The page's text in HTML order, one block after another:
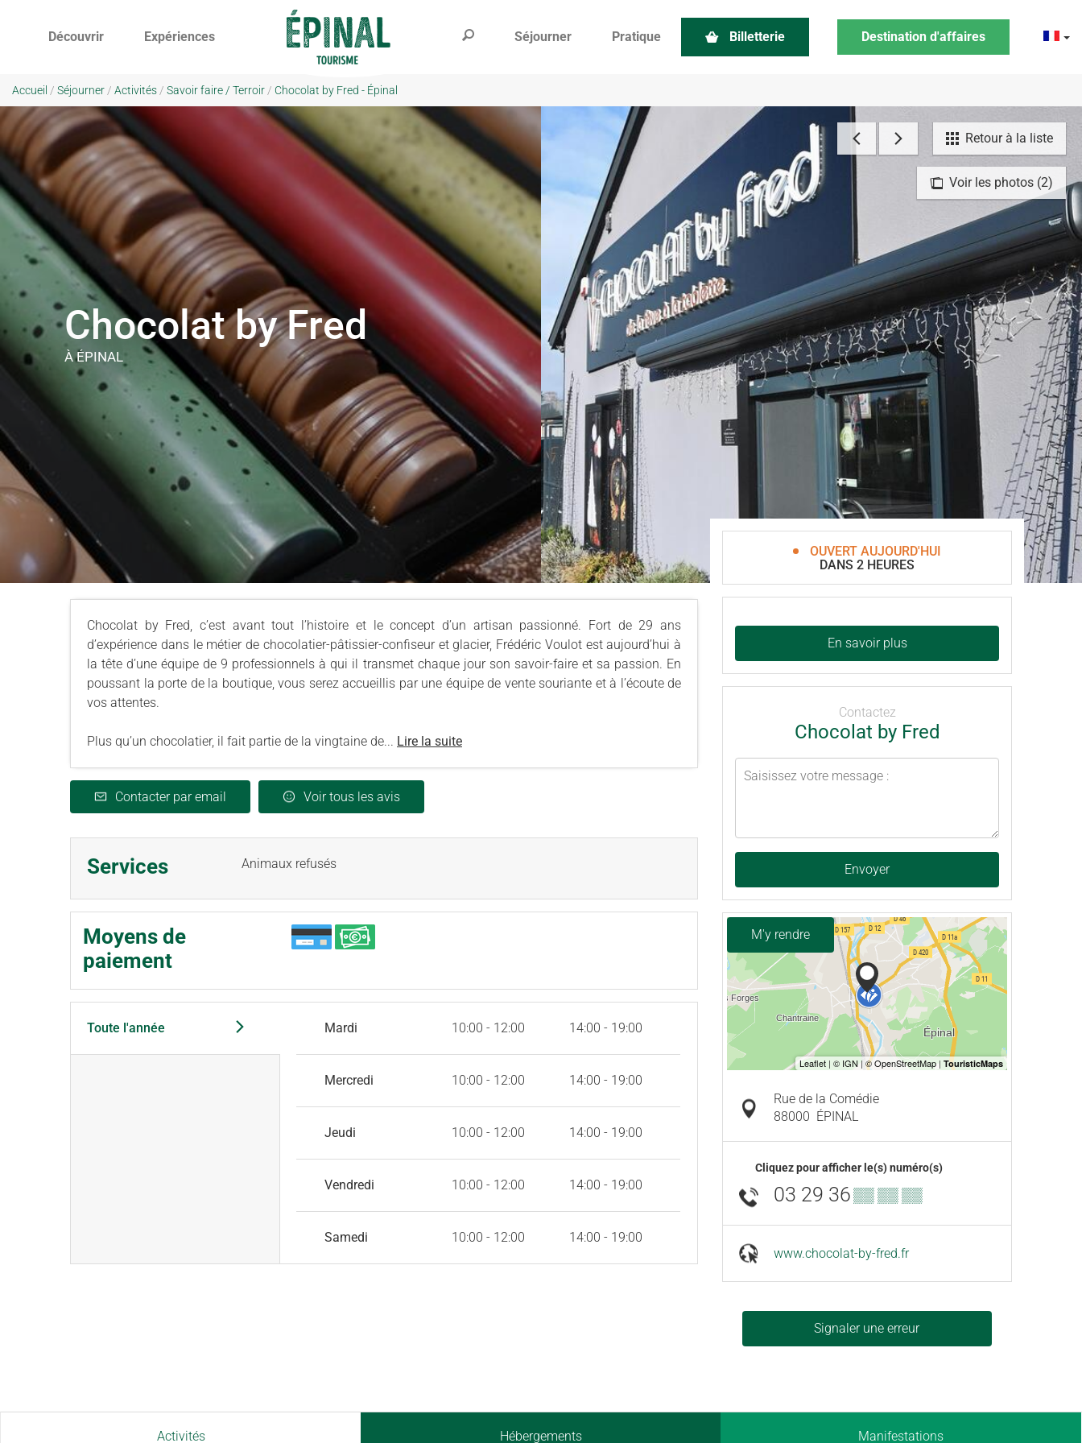
Découvrir Expériences Séjourner Pratique Billetterie Destination d'affaires
Accueil / Séjourner / Activités / Savoir faire / Terroir / Chocolat by Fred - Épinal
Voir les photos (2)
Retour à la liste
Chocolat by Fred
À ÉPINAL
Chocolat by Fred, c’est avant tout l’histoire et le concept d’un artisan passionné. Fort de 29 ans
d’expérience dans le métier de chocolatier-pâtissier-confiseur et glacier, Frédéric Voulot est aujourd’hui à
la tête d’une équipe de 9 professionnels à qui il transmet chaque jour son savoir-faire et sa passion. En
poussant la porte de la boutique, vous serez accueillis par une équipe de vente souriante et à l’écoute de
vos attentes.
Plus qu’un chocolatier, il fait partie de la vingtaine de... Lire la suite
Contacter par email Voir tous les avis
Services Animaux refusés
Moyens de
paiement
Toute l'année Mardi 10:00 - 12:00 14:00 - 19:00
Mercredi 10:00 - 12:00 14:00 - 19:00
Jeudi 10:00 - 12:00 14:00 - 19:00
Vendredi 10:00 - 12:00 14:00 - 19:00
Samedi 10:00 - 12:00 14:00 - 19:00
OUVERT AUJOURD'HUI
DANS 2 HEURES
En savoir plus
Contactez
Chocolat by Fred
Envoyer
M'y rendre
Rue de la Comédie
88000 ÉPINAL
Cliquez pour afficher le(s) numéro(s)
03 29 36▒▒ ▒▒ ▒▒
www.chocolat-by-fred.fr
Signaler une erreur
Activités Hébergements Manifestations